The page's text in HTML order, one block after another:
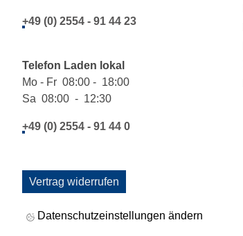
+49 (0) 2554 - 91 44 23
Telefon Laden lokal
Mo - Fr 08:00 - 18:00
Sa 08:00 - 12:30
+49 (0) 2554 - 91 44 0
Vertrag widerrufen
Datenschutzeinstellungen ändern